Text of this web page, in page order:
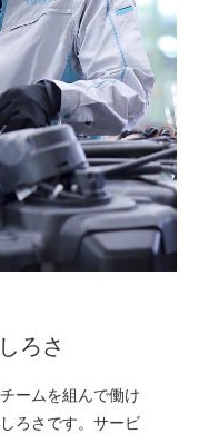
ろさ
ームを組んで働け
ろさです。サービ